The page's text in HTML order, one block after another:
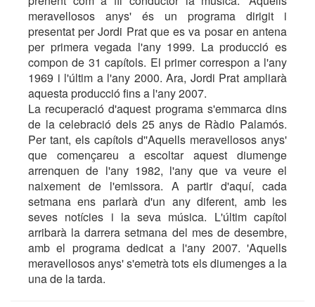
meravellosos anys' és un programa dirigit i
presentat per Jordi Prat que es va posar en antena
per primera vegada l'any 1999. La producció es
compon de 31 capítols. El primer correspon a l'any
1969 i l'últim a l'any 2000. Ara, Jordi Prat ampliarà
aquesta producció fins a l'any 2007.
La recuperació d'aquest programa s'emmarca dins
de la celebració dels 25 anys de Ràdio Palamós.
Per tant, els capítols d''Aquells meravellosos anys'
que començareu a escoltar aquest diumenge
arrenquen de l'any 1982, l'any que va veure el
naixement de l'emissora. A partir d'aquí, cada
setmana ens parlarà d'un any diferent, amb les
seves notícies i la seva música. L'últim capítol
arribarà la darrera setmana del mes de desembre,
amb el programa dedicat a l'any 2007. 'Aquells
meravellosos anys' s'emetrà tots els diumenges a la
una de la tarda.